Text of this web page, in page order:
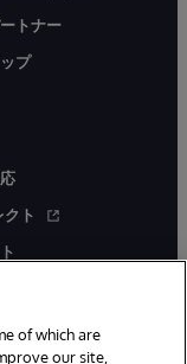
トナー
プ
ト
of which are
our site,